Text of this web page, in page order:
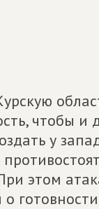
чтобы
у
этом